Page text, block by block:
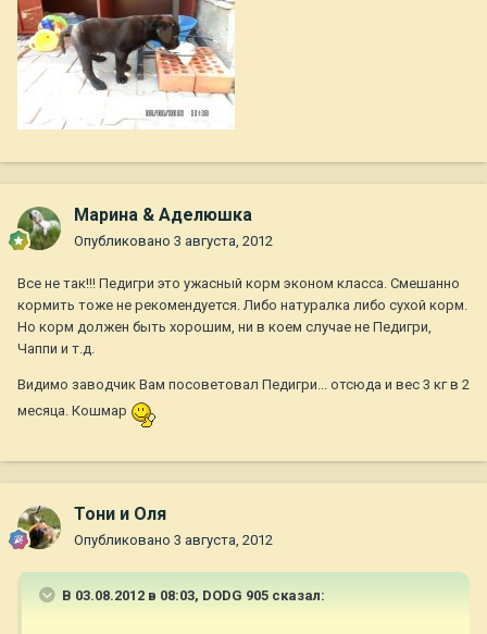
Марина & Аделюшка
Опубликовано 3 августа, 2012
Все не так!!! Педигри это ужасный корм эконом класса. Смешанно
кормить тоже не рекомендуется. Либо натуралка либо сухой корм.
Но корм должен быть хорошим, ни в коем случае не Педигри,
Чаппи и т.д.
Видимо заводчик Вам посоветовал Педигри... отсюда и вес 3 кг в 2
месяца. Кошмар
Тони и Оля
Опубликовано 3 августа, 2012
В 03.08.2012 в 08:03, DODG 905 сказал: